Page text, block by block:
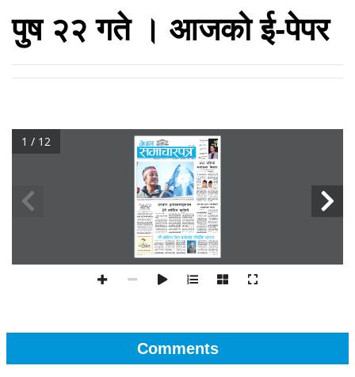
पुष २२ गते । आजको ई-पेपर
1 / 12
Comments